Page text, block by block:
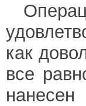
как
все